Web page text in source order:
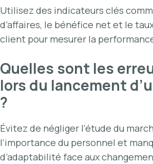
Utilisez des indicateurs clés
d’affaires, le bénéfice net et le
client pour mesurer la
Quelles sont les
lors du lancement
?
Évitez de négliger l’étude du
l’importance du personnel et
d’adaptabilité face aux